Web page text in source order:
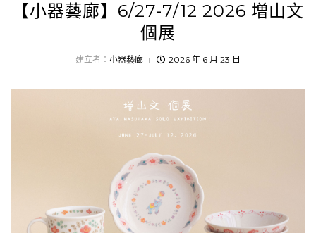
【小器藝廊】6/27-7/12 2026 増山文
個展
建立者： 小器藝廊 2026 年 6 月 23 日